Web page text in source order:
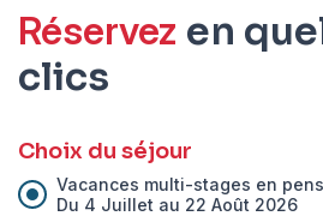
Réservez en
clics
Choix du séjour
Vacances multi-stages en
Du 4 Juillet au 22 Août 2026